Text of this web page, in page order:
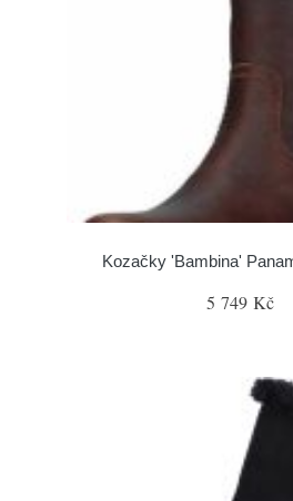
Kozačky 'Bambina'
5 749 Kč